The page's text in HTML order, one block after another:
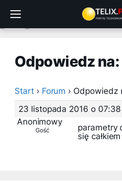
treści
Odpowiedz na:
Start › Forum › Odpowiedz
23 listopada 2016 o 07:38
Anonimowy
Gość
parametry
się